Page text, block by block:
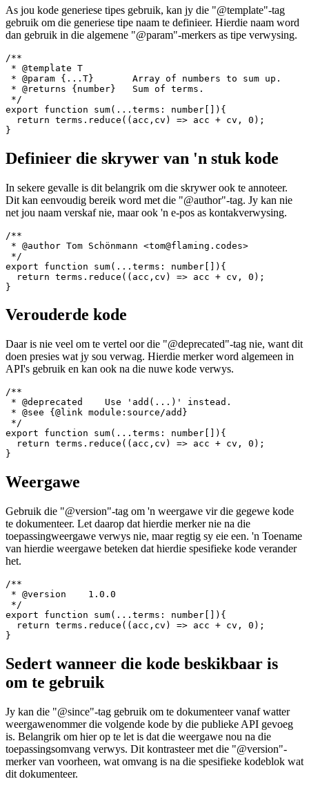
Generiese tipe dokumentasie
gebruik om die generiese tipe naam te definieer. Hierdie naam word
dan gebruik in die algemene "@param"-merkers as tipe verwysing.
/**
* @template T
* @param {...T}       Array of numbers to sum up.
* @returns {number}   Sum of terms.
*/
  return terms.reduce((acc,cv) => acc + cv, 0);
Definieer die skrywer van 'n stuk kode
Dit kan eenvoudig bereik word met die "@author"-tag. Jy kan nie
net jou naam verskaf nie, maar ook 'n e-pos as kontakverwysing.
/**
* @author Tom Schönmann <tom@flaming.codes>
*/
  return terms.reduce((acc,cv) => acc + cv, 0);
Verouderde kode
doen presies wat jy sou verwag. Hierdie merker word algemeen in
API's gebruik en kan ook na die nuwe kode verwys.
/**
* @deprecated    Use 'add(...)' instead.
* @see {@link module:source/add}
  return terms.reduce((acc,cv) => acc + cv, 0);
Weergawe
Gebruik die "@version"-tag om 'n weergawe vir die gegewe kode
te dokumenteer. Let daarop dat hierdie merker nie na die
van hierdie weergawe beteken dat hierdie spesifieke kode verander
het.
/**
* @version    1.0.0
  return terms.reduce((acc,cv) => acc + cv, 0);
om te gebruik
Jy kan die "@since"-tag gebruik om te dokumenteer vanaf watter
weergawenommer die volgende kode by die publieke API gevoeg
is. Belangrik om hier op te let is dat die weergawe nou na die